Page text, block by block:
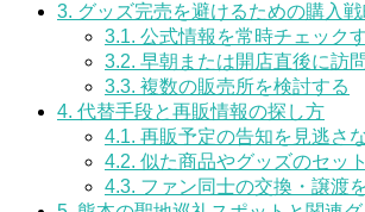
3. グッズ完売を避けるための購入
3.1. 公式情報を常時チェック
3.2. 早朝または開店直後に訪
3.3. 複数の販売所を検討する
4. 代替手段と再販情報の探し方
4.1. 再販予定の告知を見逃さ
4.2. 似た商品やグッズのセッ
4.3. ファン同士の交換・譲渡